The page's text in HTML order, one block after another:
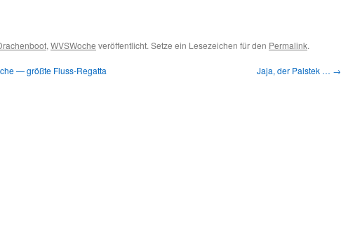
, WVSWoche veröffentlicht. Setze ein Lesezeichen für den Permalink.
— größte Fluss-Regatta Jaja, der Palstek … →